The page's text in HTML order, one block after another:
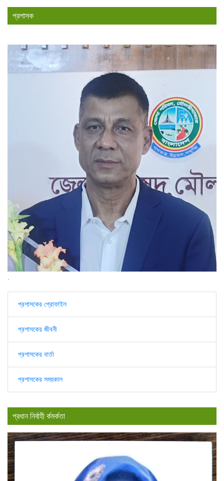
প্রশাসক
.
প্রশাসকের প্রোফাইল
প্রশাসকের জীবনী
প্রশাসকের বার্তা
প্রশাসকের সময়কাল
প্রধান নির্বাহী র্কমর্কতা